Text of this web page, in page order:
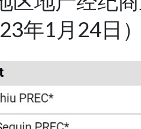
年1月24日）